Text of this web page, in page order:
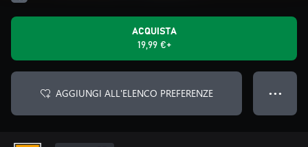
ACQUISTA
19,99 €+
AGGIUNGI ALL'ELENCO PREFERENZE ● ● ●